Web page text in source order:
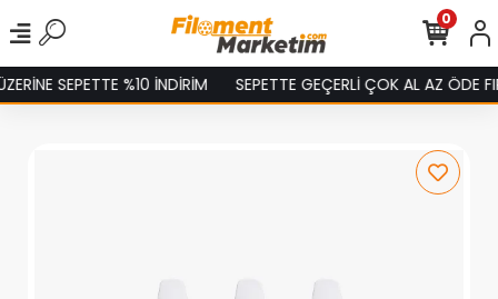
SEPETTE %10 İNDİRİM SEPETTE GEÇERLİ ÇOK AL AZ ÖDE
0